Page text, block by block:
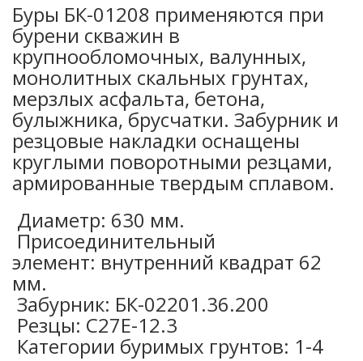
Буры БК-01208 применяются при
бурени скважин в
крупнообломочных, валунных,
монолитных скальных грунтах,
мерзлых асфальта, бетона,
булыжника, брусчатки. Забурник и
резцовые накладки оснащены
круглыми поворотными резцами,
армированные твердым сплавом.
Диаметр: 630 мм.
Присоединительный
элемент: внутренний квадрат 62
мм.
Забурник: БК-02201.36.200
Резцы: С27Е-12.3
Категории буримых грунтов: 1-4